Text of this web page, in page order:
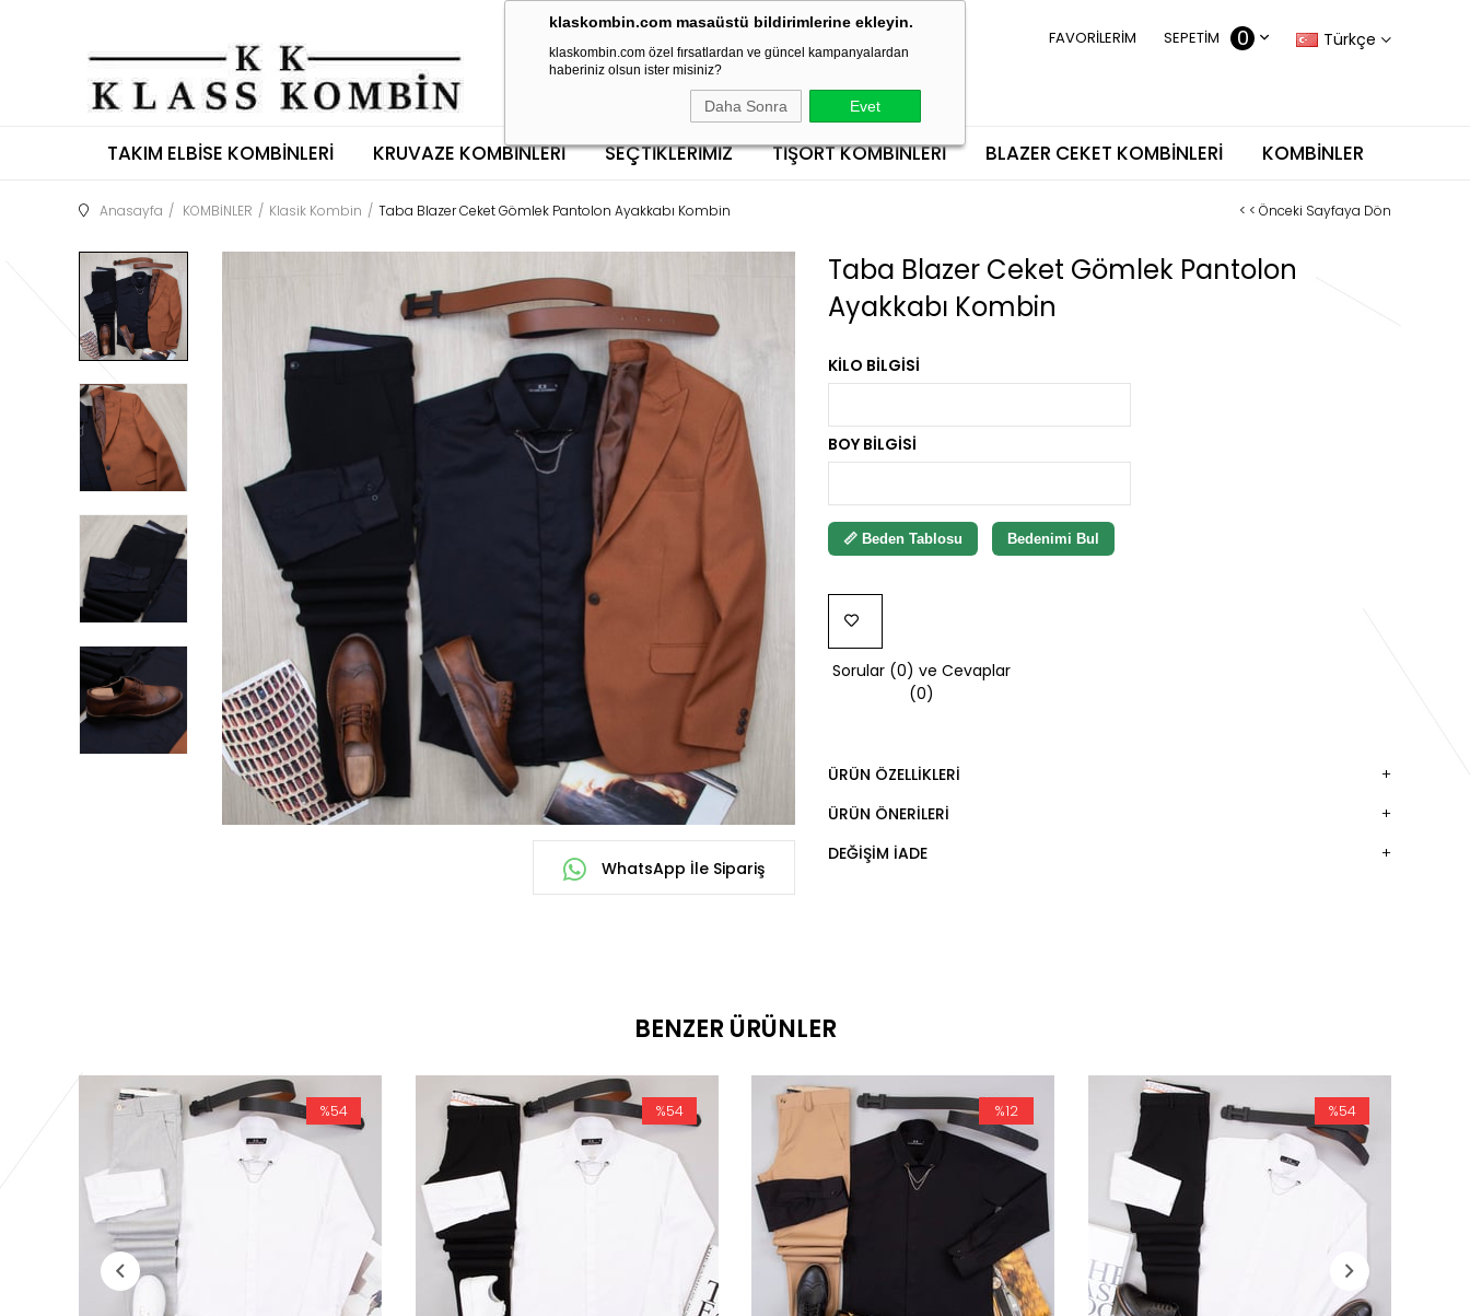
klaskombin.com masaüstü bildirimlerine ekleyin.
klaskombin.com özel fırsatlardan ve güncel kampanyalardan
haberiniz olsun ister misiniz?
Daha Sonra Evet
Türkçe
SEPETIM 0
FAVORILERIM
TAKIM ELBISE KOMBINLERI KRUVAZE KOMBINLERI SEÇTİKLERİMİZ TIŞÖRT KOMBINLERI BLAZER CEKET KOMBINLERI KOMBINLER
Anasayfa KOMBİNLER Klasik Kombin Taba Blazer Ceket Gömlek Pantolon Ayakkabı Kombin < < Önceki Sayfaya Dön
WhatsApp İle Sipariş
Taba Blazer Ceket Gömlek Pantolon
Ayakkabı Kombin
KILO BILGISI
BOY BILGISI
📏 Beden Tablosu Bedenimi Bul
FAVORILERE
EKLE
Sorular (0) ve Cevaplar
(0)
ÜRÜN ÖZELLIKLERI
ÜRÜN ÖNERILERI
DEĞIŞIM İADE
BENZER ÜRÜNLER
%54 %54 %12 %54